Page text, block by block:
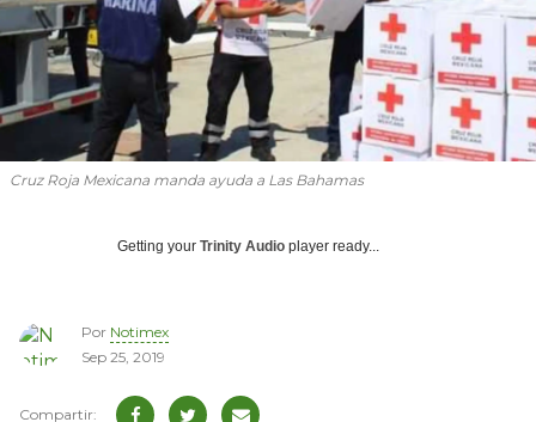
Cruz Roja Mexicana manda ayuda a Las Bahamas
Getting your Trinity Audio player ready...
Por Notimex
Sep 25, 2019